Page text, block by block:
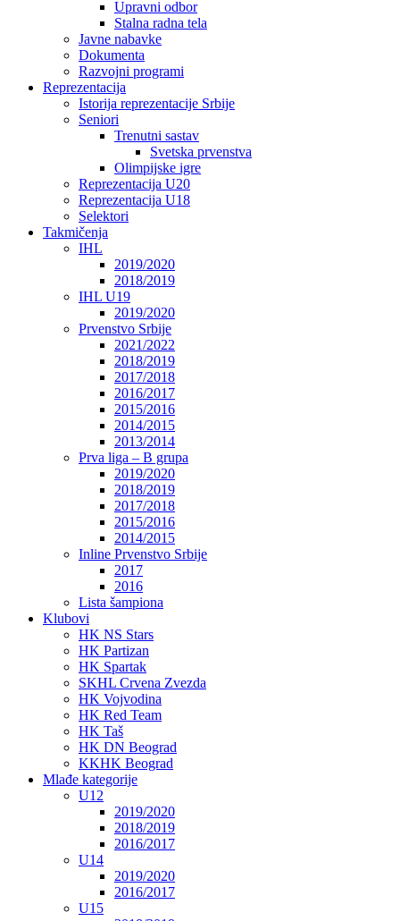
Upravni odbor
Stalna radna tela
Javne nabavke
Dokumenta
Razvojni programi
Reprezentacija
Istorija reprezentacije Srbije
Seniori
Trenutni sastav
Svetska prvenstva
Olimpijske igre
Reprezentacija U20
Reprezentacija U18
Selektori
Takmičenja
IHL
2019/2020
2018/2019
IHL U19
2019/2020
Prvenstvo Srbije
2021/2022
2018/2019
2017/2018
2016/2017
2015/2016
2014/2015
2013/2014
Prva liga – B grupa
2019/2020
2018/2019
2017/2018
2015/2016
2014/2015
Inline Prvenstvo Srbije
2017
2016
Lista šampiona
Klubovi
HK NS Stars
HK Partizan
HK Spartak
SKHL Crvena Zvezda
HK Vojvodina
HK Red Team
HK Taš
HK DN Beograd
KKHK Beograd
Mlađe kategorije
U12
2019/2020
2018/2019
2016/2017
U14
2019/2020
2016/2017
U15